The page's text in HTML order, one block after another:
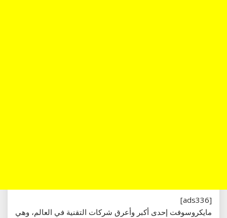
[ads336]
مايكروسوفت إحدى أكبر وأعرق شركات التقنية في العالم، وهي